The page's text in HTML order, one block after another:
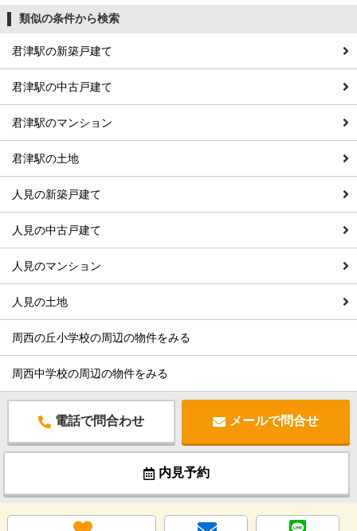
類似の条件から検索
君津駅の新築戸建て
君津駅の中古戸建て
君津駅のマンション
君津駅の土地
人見の新築戸建て
人見の中古戸建て
人見のマンション
人見の土地
周西の丘小学校の周辺の物件をみる
周西中学校の周辺の物件をみる
電話で問合わせ メールで問合せ
内見予約